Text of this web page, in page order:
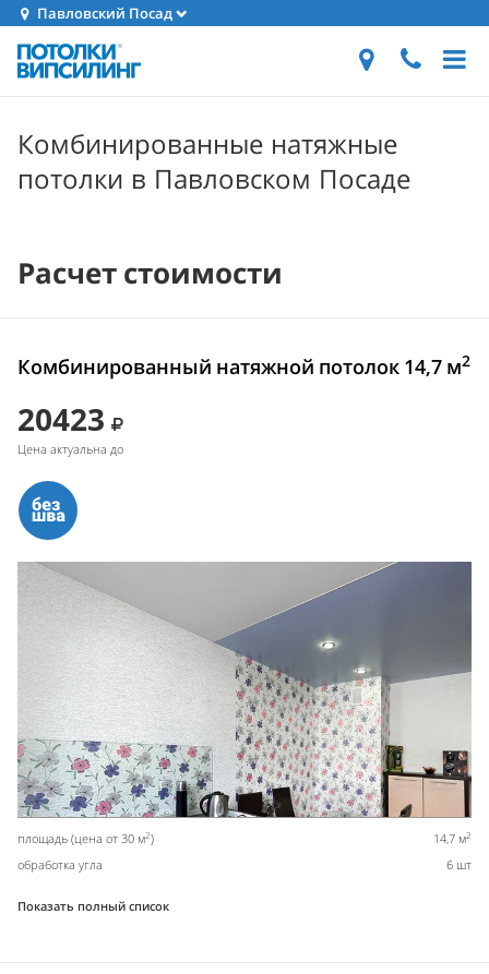
Павловский Посад
Комбинированные натяжные
потолки в Павловском Посаде
Расчет стоимости
Комбинированный натяжной потолок 14,7 м2
20423
Цена актуальна до
площадь (цена от 30 м2) 14,7 м2
обработка угла 6 шт
Показать полный список